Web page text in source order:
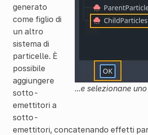
...e selezionane
generato
come figlio di
un altro
sistema di
particelle. È
possibile
aggiungere
sotto-
emettitori a
sotto-
emettitori, concatenando effetti